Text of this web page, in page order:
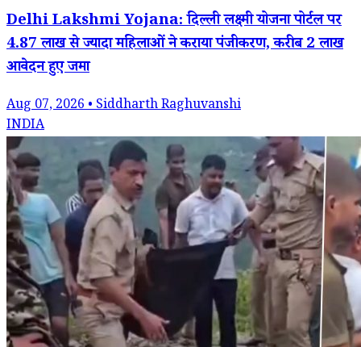
Delhi Lakshmi Yojana: दिल्ली लक्ष्मी योजना पोर्टल पर
4.87 लाख से ज्यादा महिलाओं ने कराया पंजीकरण, करीब 2 लाख
आवेदन हुए जमा
Aug 07, 2026 • Siddharth Raghuvanshi
INDIA